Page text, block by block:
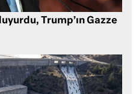
Trump’ın Gazze